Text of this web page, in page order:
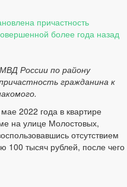
причастность
более года назад
России по району
гражданина к
2022 года в квартире
на улице Молостовых,
отсутствием
100 тысяч рублей, после чего